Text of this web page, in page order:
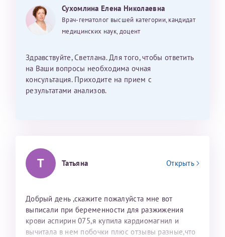
отсутствие В12 в связи с неупотреблением мяса
может повлиять года через 2-3, т.к. в организме
есть накопленный В12. Могут ли мои
гомоцистеин гораздо быстрее? Можно ли мне
употреблять синтетический В12 (витамины)? Не
приведет ли это к тромбозам? От тромбозов в
семье были смертельные случаи.
Сухомлина Елена Николаевна
Врач-гематолог высшей категории, кандидат
медицинских наук, доцент
Здравствуйте, Светлана. Для того, чтобы ответить
на Ваши вопросы необходима очная
консультация. Приходите на прием с
результатами анализов.
Т Татьяна Открыть
Добрый день ,скажите пожалуйста мне вот
выписали при беременности для разжижения
крови аспирин 075,я купила кардиомагнил и
вычитала в нем побочки плюс отзывы разные,что
Лично в кассе центра
Направить справку сразу в ИФНС
(упрощенный порядок возврата НДФЛ с 2024 г.)
Электронная почта*
(основной разворот с фотографией, вашими данными и местом
выдачи)